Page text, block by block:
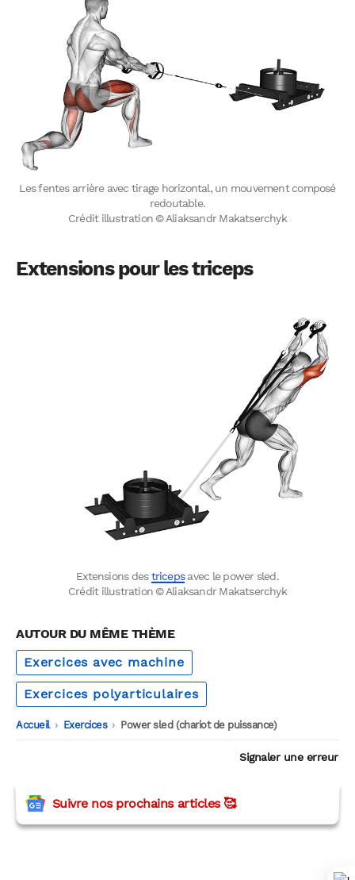
Les fentes arrière avec tirage horizontal, un mouvement composé
redoutable.
Crédit illustration © Aliaksandr Makatserchyk
Extensions pour les triceps
Extensions destricepsavec le power sled.
Crédit illustration © Aliaksandr Makatserchyk
AUTOUR DU MÊME THÈME
Exercices avec machine
Exercices polyarticulaires
Accueil -
Exercices -
Power sled (chariot de puissance)
Signaler une erreur
Suivre nos prochains articles 🥰